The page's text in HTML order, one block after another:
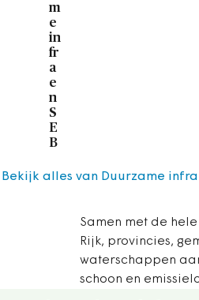
m
e
in
fr
a
e
n
S
E
B
Samen met de
Rijk, provincies,
waterschappen
schoon en
Bekijk alles van Duurzame infra